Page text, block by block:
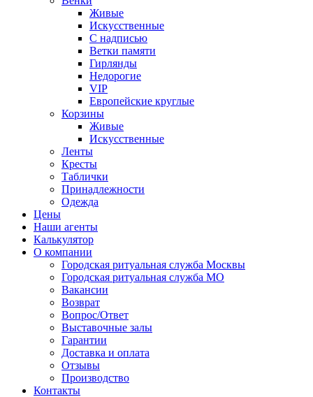
Живые
Искусственные
С надписью
Ветки памяти
Гирлянды
Недорогие
VIP
Европейские круглые
Корзины
Живые
Искусственные
Ленты
Кресты
Таблички
Принадлежности
Одежда
Цены
Наши агенты
Калькулятор
О компании
Городская ритуальная служба Москвы
Городская ритуальная служба МО
Вакансии
Возврат
Вопрос/Ответ
Выставочные залы
Гарантии
Доставка и оплата
Отзывы
Производство
Контакты